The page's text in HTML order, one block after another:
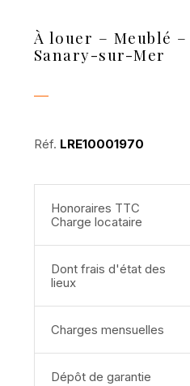
À louer – Meublé
Sanary-sur-Mer
Réf. LRE10001970
Honoraires TTC
Charge locataire
Dont frais d'état des
lieux
Charges mensuelles
Dépôt de garantie